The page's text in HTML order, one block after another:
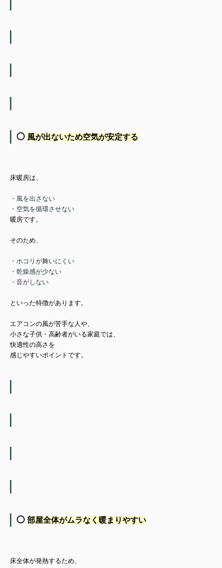
⚪️ 風が出ないため空気が安定する
床暖房は、
・風を出さない
・空気を循環させない
暖房です。
そのため、
・ホコリが舞いにくい
・乾燥感が少ない
・音がしない
といった特徴があります。
エアコンの風が苦手な人や、
小さな子供・高齢者がいる家庭では、
快適性の高さ を
感じやすいポイントです。
⚪️ 部屋全体がムラなく暖まりやすい
床全体が発熱するため、